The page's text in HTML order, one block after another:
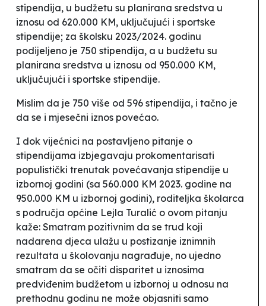
stipendija, u budžetu su planirana sredstva u
iznosu od 620.000 KM, uključujući i sportske
stipendije; za školsku 2023/2024. godinu
podijeljeno je 750 stipendija, a u budžetu su
planirana sredstva u iznosu od 950.000 KM,
uključujući i sportske stipendije.
Mislim da je 750 više od 596 stipendija, i tačno je
da se i mjesečni iznos povećao.
I dok vijećnici na postavljeno pitanje o
stipendijama izbjegavaju prokomentarisati
populistički trenutak povećavanja stipendije u
izbornoj godini (sa 560.000 KM 2023. godine na
950.000 KM u izbornoj godini), roditeljka školarca
s područja općine Lejla Turalić o ovom pitanju
kaže: Smatram pozitivnim da se trud koji
nadarena djeca ulažu u postizanje iznimnih
rezultata u školovanju nagrađuje, no ujedno
smatram da se očiti disparitet u iznosima
predviđenim budžetom u izbornoj u odnosu na
prethodnu godinu ne može objasniti samo